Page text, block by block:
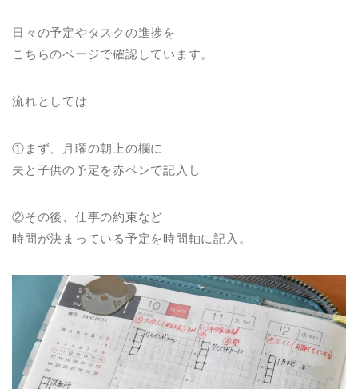
日々の予定やタスクの進捗を
こちらのページで確認しています。
流れとしては
①まず、月曜の朝上の欄に
夫と子供の予定を赤ペンで記入し
②その後、仕事の約束など
時間が決まっている予定を時間軸に記入。